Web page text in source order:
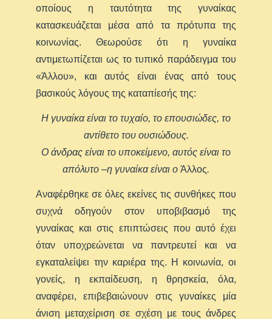
οποίους η ταυτότητα της γυναίκας
κατασκευάζεται μέσα από τα πρότυπα της
κοινωνίας. Θεωρούσε ότι η γυναίκα
αντιμετωπίζεται ως το τυπικό παράδειγμα του
«Άλλου», και αυτός είναι ένας από τους
βασικούς λόγους της καταπίεσής της:
Η γυναίκα είναι το τυχαίο, το επουσιώδες, το
αντίθετο του ουσιώδους.
Ο άνδρας είναι το υποκείμενο, αυτός είναι το
απόλυτο –η γυναίκα είναι ο Άλλος.
Αναφέρθηκε σε όλες εκείνες τις συνθήκες που
συχνά οδηγούν στον υποβιβασμό της
γυναίκας και στις επιπτώσεις που αυτό έχει
όταν υποχρεώνεται να παντρευτεί και να
εγκαταλείψει την καριέρα της. Η κοινωνία, οι
γονείς, η εκπαίδευση, η θρησκεία, όλα,
αναφέρει, επιβεβαιώνουν στις γυναίκες μία
άνιση μεταχείριση σε σχέση με τους άνδρες